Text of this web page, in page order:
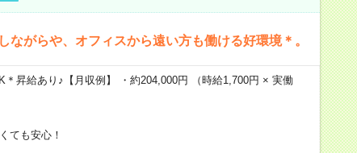
ながらや、オフィスから遠い方も働ける好環境＊。
昇給あり♪【月収例】 ・約204,000円 （時給1,700円 × 実働
ても安心！